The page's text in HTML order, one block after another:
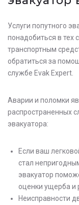
Услуги попутного
понадобиться в тех
транспортным
обратиться за
службе Evak Expert.
Аварии и поломки
распространенных
эвакуатора:
Если ваш
стал
эвакуатор
оценки ущерба и
Неисправности